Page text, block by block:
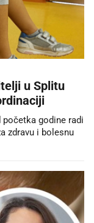
u Splitu
godine radi
zdravu i bolesnu